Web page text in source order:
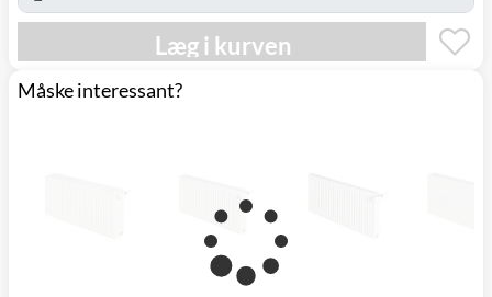
Læg i kurven
Måske interessant?